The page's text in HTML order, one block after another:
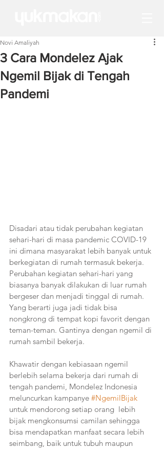
3 Cara Mondelez Ajak
Ngemil Bijak di Tengah
Pandemi
Novi Amaliyah
Disadari atau tidak perubahan kegiatan
sehari-hari di masa pandemic COVID-19
ini dimana masyarakat lebih banyak untuk
berkegiatan di rumah termasuk bekerja.
Perubahan kegiatan sehari-hari yang
biasanya banyak dilakukan di luar rumah
bergeser dan menjadi tinggal di rumah.
Yang berarti juga jadi tidak bisa
nongkrong di tempat kopi favorit dengan
teman-teman. Gantinya dengan ngemil di
rumah sambil bekerja.
Khawatir dengan kebiasaan ngemil
berlebih selama bekerja dari rumah di
tengah pandemi, Mondelez Indonesia
meluncurkan kampanye #NgemilBijak
untuk mendorong setiap orang  lebih
bijak mengkonsumsi camilan sehingga
bisa mendapatkan manfaat secara lebih
seimbang, baik untuk tubuh maupun